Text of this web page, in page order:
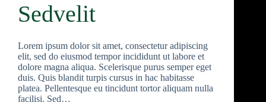
Sedvelit
Lorem ipsum dolor sit amet, consectetur adipiscing
elit, sed do eiusmod tempor incididunt ut labore et
dolore magna aliqua. Scelerisque purus semper eget
duis. Quis blandit turpis cursus in hac habitasse
platea. Pellentesque eu tincidunt tortor aliquam nulla
facilisi. Sed…